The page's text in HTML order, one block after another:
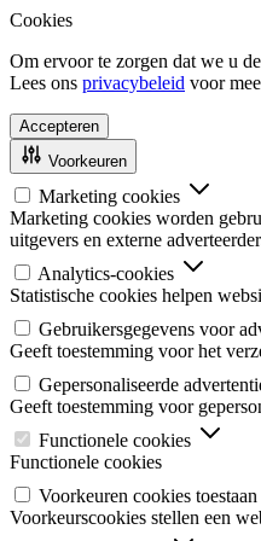
Cookies
Om ervoor te zorgen dat we u
Lees ons privacybeleid voor
Accepteren
Voorkeuren
Marketing cookies
Marketing cookies worden
uitgevers en externe
Analytics-cookies
Statistische cookies helpen
Gebruikersgegevens voor
Geeft toestemming voor het
Gepersonaliseerde
Geeft toestemming voor
Functionele cookies
Functionele cookies
Voorkeuren cookies toestaan
Voorkeurscookies stellen een